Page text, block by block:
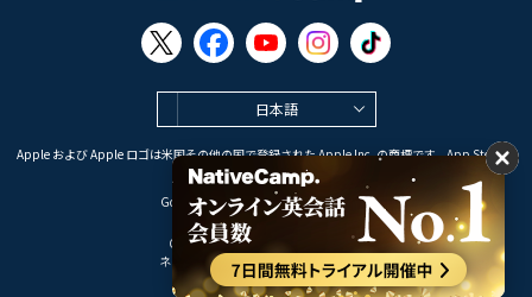
日本語
Apple および Apple ロゴは米国その他の国で登録された Apple Inc. の商標です。App Store は
Apple Inc. のサービスマークです。
Google Play は Google LLC の商標です。
Copyright © 2026 オンライン英会話
ネイティブキャンプ All Rights Reserved.